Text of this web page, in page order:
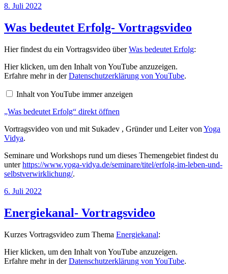
Veröffentlicht
8. Juli 2022
Was bedeutet Erfolg- Vortragsvideo
Hier findest du ein Vortragsvideo überWas bedeutet Erfolg:
„Was
bedeutet
Erfolg“
von
YouTube
Hier klicken, um den Inhalt von YouTube anzuzeigen.
Erfahre mehr in derDatenschutzerklärung von YouTube.
Inhalt von YouTube immer anzeigen
„Was bedeutet Erfolg“ direkt öffnen
Vortragsvideo von und mit Sukadev , Gründer und Leiter von Yoga
Vidya.
Seminare und Workshops rund um dieses Themengebiet findest du
unterhttps://www.yoga-vidya.de/seminare/titel/erfolg-im-leben-und-
selbstverwirklichung/.
Veröffentlicht
6. Juli 2022
Energiekanal- Vortragsvideo
Kurzes Vortragsvideo zum Thema Energiekanal:
„Energiekanal“
von
YouTube
Hier klicken, um den Inhalt von YouTube anzuzeigen.
Erfahre mehr in derDatenschutzerklärung von YouTube.